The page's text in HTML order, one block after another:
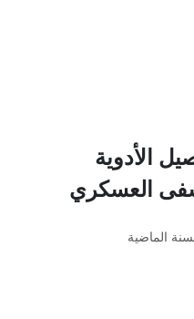
الأدوية
العسكري
الماضية